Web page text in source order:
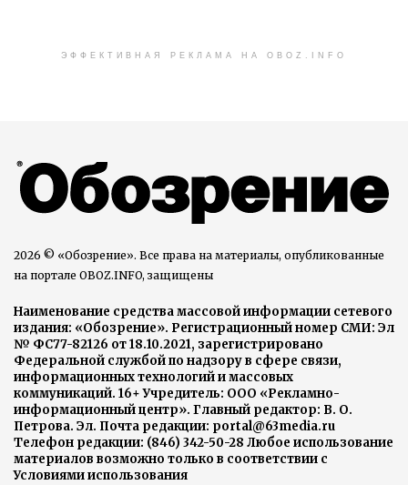
ЭФФЕКТИВНАЯ РЕКЛАМА НА OBOZ.INFO
2026 © «Обозрение». Все права на материалы, опубликованные
на портале OBOZ.INFO, защищены
Наименование средства массовой информации сетевого
издания: «Обозрение». Регистрационный номер СМИ: Эл
№ ФС77-82126 от 18.10.2021, зарегистрировано
Федеральной службой по надзору в сфере связи,
информационных технологий и массовых
коммуникаций. 16+ Учредитель: ООО «Рекламно-
информационный центр». Главный редактор: В. О.
Петрова. Эл. Почта редакции: portal@63media.ru
Телефон редакции: (846) 342-50-28 Любое использование
материалов возможно только в соответствии с
Условиями использования